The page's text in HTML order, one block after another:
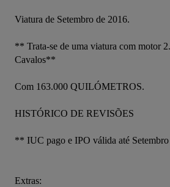
Viatura de Setembro de 2016.
** Trata-se de uma viatura com motor
Cavalos**
Com 163.000 QUILÓMETROS.
HISTÓRICO DE REVISÕES
** IUC pago e IPO válida até
Extras: